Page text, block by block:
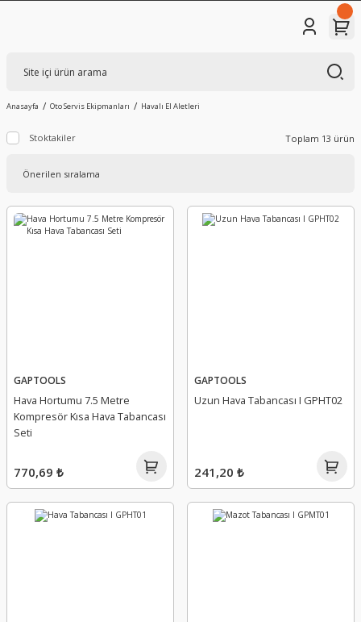
Anasayfa Oto Servis Ekipmanları Havalı El Aletleri
Stoktakiler Toplam 13 ürün
GAPTOOLS
Hava Hortumu 7.5 Metre
Kompresör Kısa Hava Tabancası
Seti
770,69 ₺
GAPTOOLS
Uzun Hava Tabancası I GPHT02
241,20 ₺